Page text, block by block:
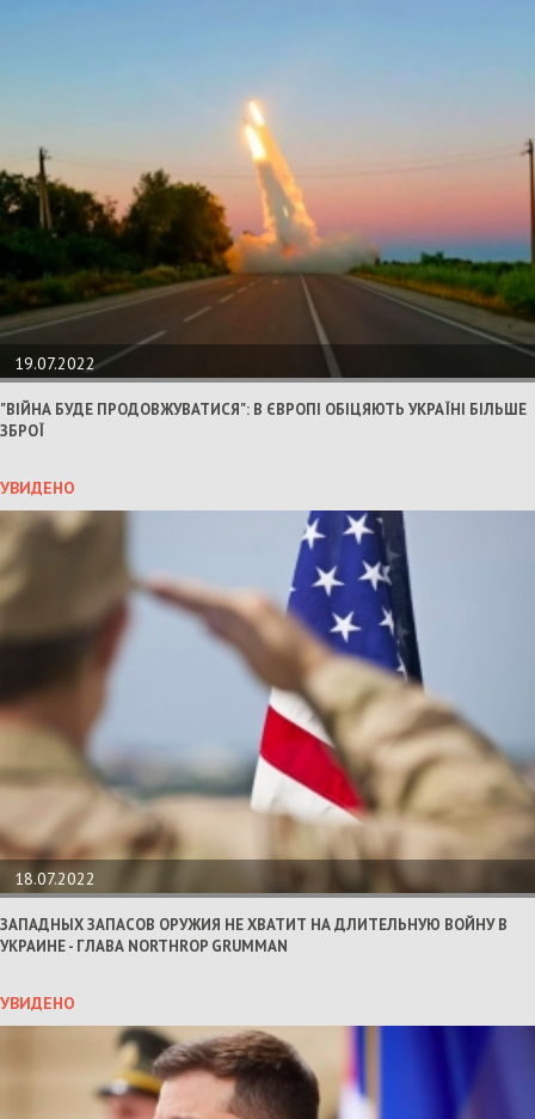
19.07.2022
"ВІЙНА БУДЕ ПРОДОВЖУВАТИСЯ": В ЄВРОПІ ОБІЦЯЮТЬ УКРАЇНІ БІЛЬШЕ
ЗБРОЇ
УВИДЕНО
18.07.2022
ЗАПАДНЫХ ЗАПАСОВ ОРУЖИЯ НЕ ХВАТИТ НА ДЛИТЕЛЬНУЮ ВОЙНУ В
УКРАИНЕ - ГЛАВА NORTHROP GRUMMAN
УВИДЕНО